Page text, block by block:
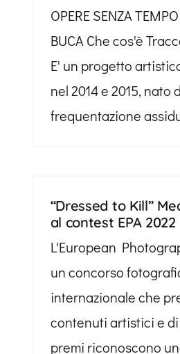
OPERE SENZA
BUCA Che cos'è
E' un progetto
nel 2014 e 2015, nato
frequentazione
“Dressed to Kill”
al contest EPA 2022
L'European
un concorso
internazionale che
contenuti artistici e
premi riconoscono